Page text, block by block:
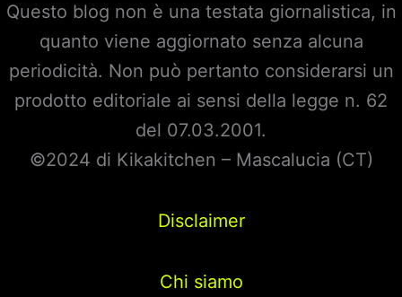
Questo blog non è una testata giornalistica, in
quanto viene aggiornato senza alcuna
periodicità. Non può pertanto considerarsi un
prodotto editoriale ai sensi della legge n. 62
del 07.03.2001.
©2024 di Kikakitchen – Mascalucia (CT)
Disclaimer
Chi siamo